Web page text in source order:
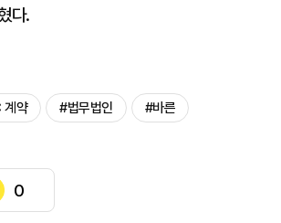
다.
계약 #법무법인 #바른
0